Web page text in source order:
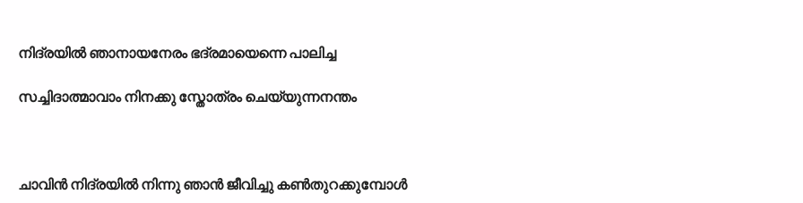
നിദ്രയിൽ ഞാനായനേരം ഭദ്രമായെന്നെ പാലിച്ച
സച്ചിദാത്മാവാം നിനക്കു സ്തോത്രം ചെയ്യുന്നനന്തം
ചാവിൻ നിദ്രയിൽ നിന്നു ഞാൻ ജീവിച്ചു കൺതുറക്കുമ്പോൾ